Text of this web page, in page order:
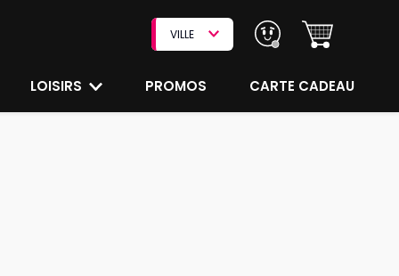
VILLE
LOISIRS PROMOS CARTE CADEAU